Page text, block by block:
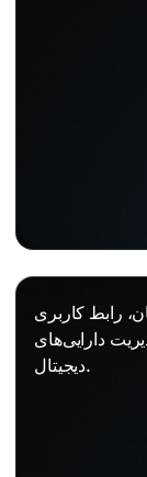
رابط کاربری
دارایی‌های
دیجیتال.